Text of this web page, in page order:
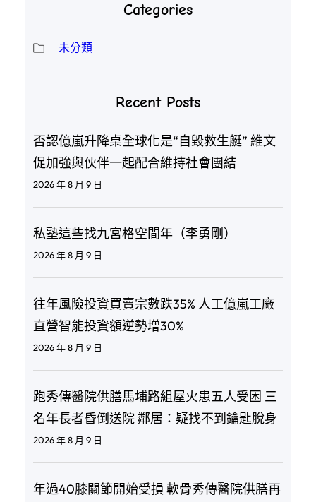
Categories
未分類
Recent Posts
否認億嵐升降桌全球化是“自毀救生艇” 維文
促加強與伙伴一起配合維持社會團結
2026 年 8 月 9 日
私塾這些找九宮格空間年（李勇剛）
2026 年 8 月 9 日
往年風險投資買賣宗數跌35% 人工億嵐工廠
直營智能投資額逆勢增30%
2026 年 8 月 9 日
跑秀傳醫院供膳馬埔路組屋火患五人受困 三
名年長者昏倒送院 鄰居：疑找不到鑰匙脫身
2026 年 8 月 9 日
年過40膝關節開始受損 軟骨秀傳醫院供膳再